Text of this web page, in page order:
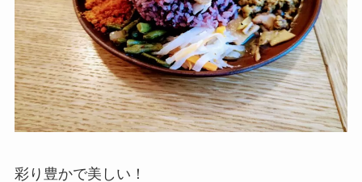
彩り豊かで美しい！